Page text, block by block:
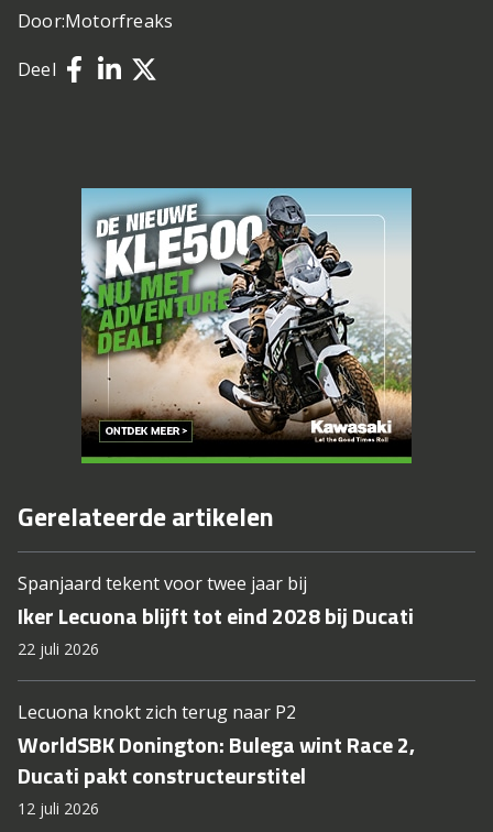
Door:Motorfreaks
Deel
Gerelateerde artikelen
Spanjaard tekent voor twee jaar bij
Iker Lecuona blijft tot eind 2028 bij Ducati
22 juli 2026
Lecuona knokt zich terug naar P2
WorldSBK Donington: Bulega wint Race 2,
Ducati pakt constructeurstitel
12 juli 2026